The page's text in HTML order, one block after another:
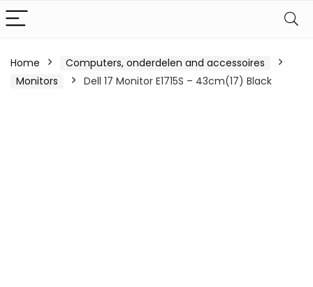
Home
Computers, onderdelen and accessoires
Monitors
Dell 17 Monitor E1715S – 43cm(17) Black